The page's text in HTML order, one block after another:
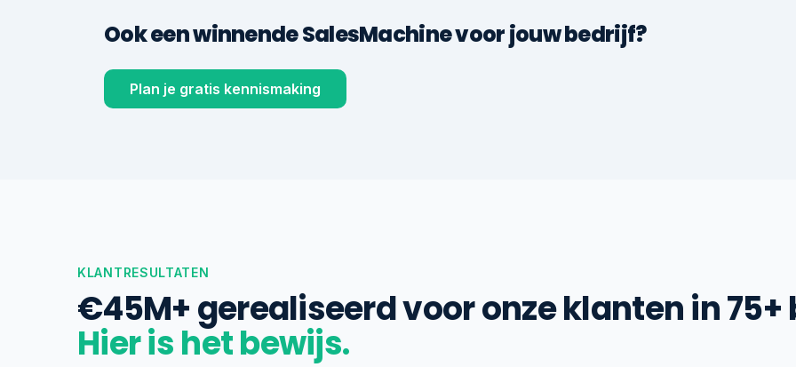
Ook een winnende SalesMachine voor jouw bedrijf?
Plan je gratis kennismaking
KLANTRESULTATEN
€45M+ gerealiseerd voor onze klanten in 75+
Hier is het bewijs.